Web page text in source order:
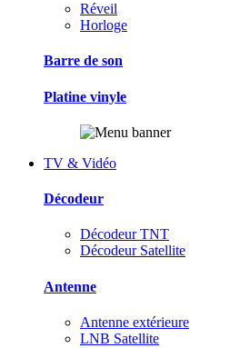
Réveil
Horloge
Barre de son
Platine vinyle
TV & Vidéo
Décodeur
Décodeur TNT
Décodeur Satellite
Antenne
Antenne extérieure
LNB Satellite